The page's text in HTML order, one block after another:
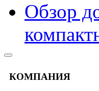
Обзор
КОМПАНИЯ